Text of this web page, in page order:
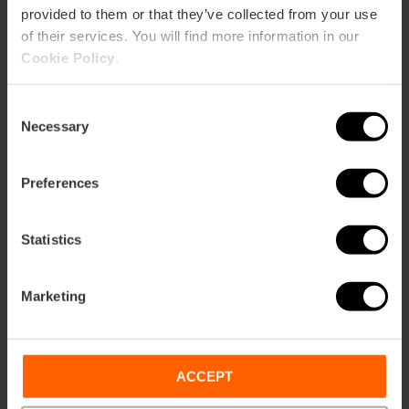
provided to them or that they’ve collected from your use
of their services. You will find more information in our
Cookie Policy
Selection
Necessary
Preferences
Statistics
Marketing
ACCEPT
Exposition immersive
« Les derniers jours de
« Mémoire habitée » :
des visites guidées à
Bombas Gens